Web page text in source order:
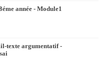
année - Module1
texte argumentatif -